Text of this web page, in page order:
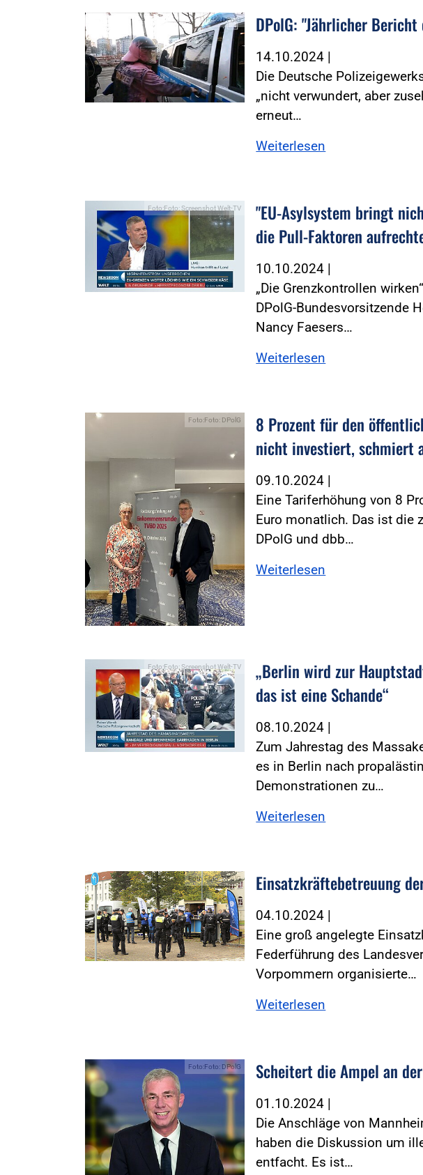
Foto:DPolG DPolG: "Jährlicher Bericht
14.10.2024 |
Die Deutsche
„nicht verwundert, aber
erneut…
Weiterlesen
Foto:Foto: Screenshot Welt-TV
"EU-Asylsystem bringt
die Pull-Faktoren
10.10.2024 |
„Die Grenzkontrollen
DPolG-Bundesvorsitzende
Nancy Faesers…
Weiterlesen
Foto:Foto: DPolG
8 Prozent für den
nicht investiert, schmiert
09.10.2024 |
Eine Tariferhöhung von 8
Euro monatlich. Das ist die
DPolG und dbb…
Weiterlesen
Foto:Foto: Screenshot Welt-TV
„Berlin wird zur
das ist eine Schande“
08.10.2024 |
Zum Jahrestag des
es in Berlin nach
Demonstrationen zu…
Weiterlesen
Foto:Foto: DPolG Einsatzkräftebetreuung
04.10.2024 |
Eine groß angelegte
Federführung des
Vorpommern organisierte…
Weiterlesen
Foto:Foto: DPolG Scheitert die Ampel an
01.10.2024 |
Die Anschläge von
haben die Diskussion um
entfacht. Es ist…